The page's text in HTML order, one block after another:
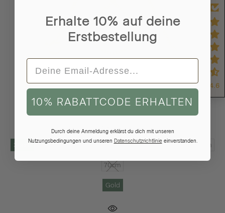
Panzerkette TIMELESS Dezent 8k Gold
Recyceltes 333 Gold 1,6mm breit
510,95 €
36cm 38cm 40cm 42cm 45cm 50cm 55cm 60cm 65cm
70cm
Gold
4.6
Erhalte 10% auf deine
Erstbestellung
10% RABATTCODE ERHALTEN
Durch deine Anmeldung erklärst du dich mit unseren
Nutzungsbedingungen und unseren Datenschutzrichtlinieeinverstanden.